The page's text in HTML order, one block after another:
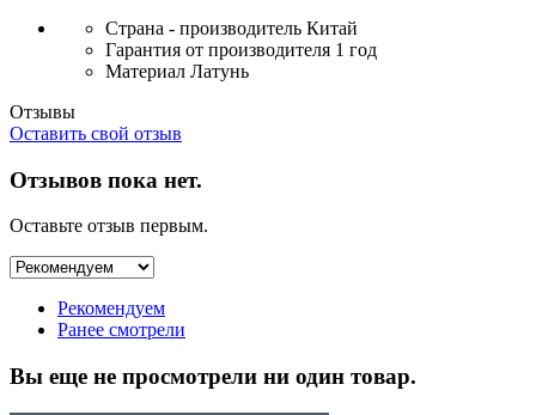
Страна - производитель Китай
Гарантия от производителя 1 год
Материал Латунь
Отзывы
Оставить свой отзыв
Отзывов пока нет.
Оставьте отзыв первым.
Рекомендуем
Ранее смотрели
Вы еще не просмотрели ни один товар.